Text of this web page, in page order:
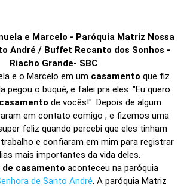
e Marcelo - Paróquia Matriz Nossa
André / Buffet Recanto dos Sonhos -
Riacho Grande- SBC
e o Marcelo em um casamento que fiz.
pegou o buquê, e falei pra eles: "Eu quero
casamento de vocês!". Depois de algum
em contato comigo , e fizemos uma
feliz quando percebi que eles tinham
e confiaram em mim para registrar
mais importantes da vida deles.
casamento aconteceu na paróquia
de Santo André. A paróquia Matriz